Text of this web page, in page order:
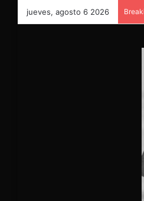
jueves, agosto 6 2026